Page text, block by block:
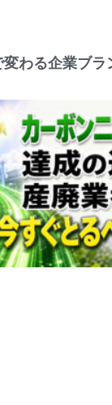
わる企業ブラ